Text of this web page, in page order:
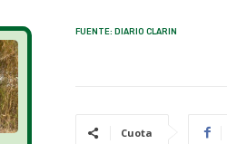
FUENTE: DIARIO CLARIN
Cuota